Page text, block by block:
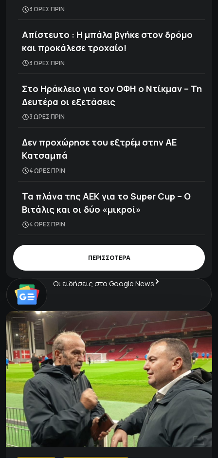
3 ΩΡΕΣ ΠΡΙΝ
Απίστευτο : Η μπάλα βγήκε στον δρόμο
και προκάλεσε τροχαίο!
3 ΩΡΕΣ ΠΡΙΝ
Στο Ηράκλειο για τον ΟΦΗ ο Ντίκμαν – Τη
Δευτέρα οι εξετάσεις
3 ΩΡΕΣ ΠΡΙΝ
Δεν προχώρησε του εξτρέμ στην ΑΕ
Κατσαμπά
4 ΩΡΕΣ ΠΡΙΝ
Τα πλάνα της ΑΕΚ για το Super Cup – Ο
Βιτάλις και οι δύο «μικροί»
4 ΩΡΕΣ ΠΡΙΝ
ΠΕΡΙΣΣΟΤΕΡΑ
Οι ειδήσεις στο Google News